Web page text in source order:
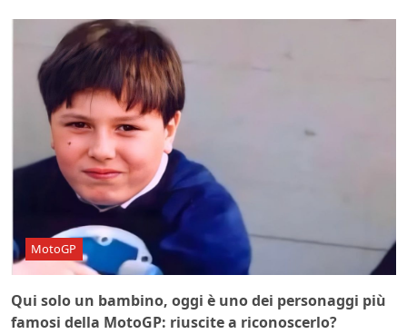
MotoGP
Qui solo un bambino, oggi è uno dei personaggi più
famosi della MotoGP: riuscite a riconoscerlo?